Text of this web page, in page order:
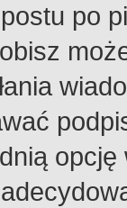
po